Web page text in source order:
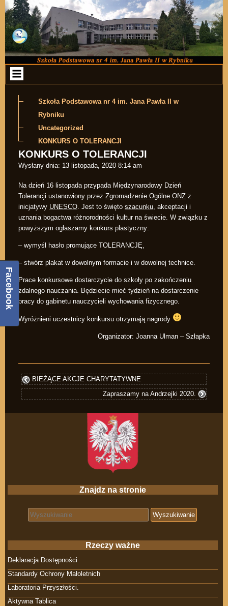
Przejdź do zawartości
Szkoła Podstawowa nr 4 im. Jana Pawła II w
Rybniku
Uncategorized
KONKURS O TOLERANCJI
KONKURS O TOLERANCJI
Wysłany dnia: 13 listopada, 2020 8:14 am
Na dzień 16 listopada przypada Międzynarodowy Dzień
Tolerancji ustanowiony przez Zgromadzenie Ogólne ONZ z
inicjatywy UNESCO . Jest to święto szacunku , akceptacji i
uznania bogactwa różnorodności kultur na świecie. W związku z
powyższym ogłaszamy konkurs plastyczny:
– wymyśl hasło promujące TOLERANCJĘ,
– stwórz plakat w dowolnym formacie i w dowolnej technice.
Prace konkursowe dostarczycie do szkoły po zakończeniu
zdalnego nauczania. Będziecie mieć tydzień na dostarczenie
pracy do gabinetu nauczycieli wychowania fizycznego.
Wyróżnieni uczestnicy konkursu otrzymają nagrody
Organizator: Joanna Ulman – Szłapka
BIEŻĄCE AKCJE CHARYTATYWNE
Zapraszamy na Andrzejki 2020.
Znajdz na stronie
Search for:
Rzeczy ważne
Deklaracja Dostępności
Standardy Ochrony Małoletnich
Laboratoria Przyszłości.
Aktywna Tablica
Facebook